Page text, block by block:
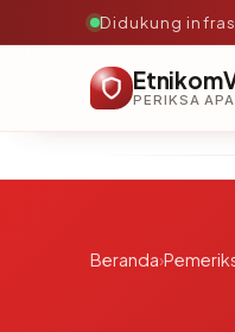
Didukung
Beranda›